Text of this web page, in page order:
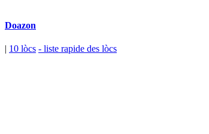
Doazon
| 10 lòcs - liste rapide des lòcs